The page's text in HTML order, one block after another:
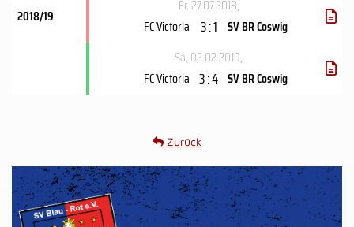
2018/19
Fr, 27.07.2018,
FC Victoria 3 : 1 SV BR Coswig
Sa, 02.02.2019,
FC Victoria 3 : 4 SV BR Coswig
Zurück